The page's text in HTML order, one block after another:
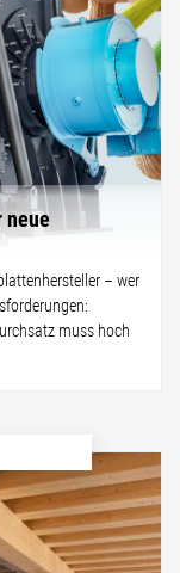
neue
– wer
muss hoch